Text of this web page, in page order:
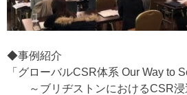
◆事例紹介
「グローバルCSR体系 Our Way to
～ブリヂストンにおけるCSR浸